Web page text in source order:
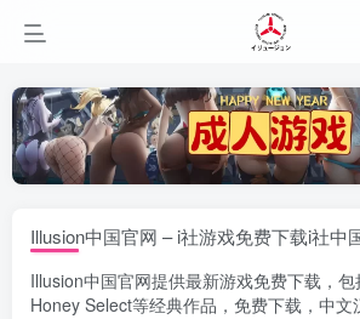
Illusion中国官网 – i社游戏免费下载i社中
Illusion中国官网提供最新游戏免费下载，包
Honey Select等经典作品，免费下载，中文